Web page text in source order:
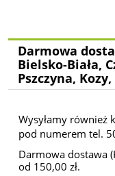
Darmowa
Bielsko-Biała,
Pszczyna,
Wysyłamy również
pod numerem tel.
Darmowa dostawa
od 150,00 zł.